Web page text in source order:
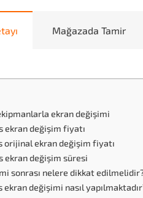
Mağazada Tamir
ekran değişimi
ekran değişim fiyatı
orijinal ekran değişim fiyatı
ekran değişim süresi
sonrası nelere dikkat
ekran değişimi nasıl